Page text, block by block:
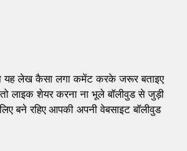
यह लेख कैसा लगा कमेंट करके जरूर बताइए
तो लाइक शेयर करना ना भूले बॉलीवुड से जुड़ी
बने रहिए आपकी अपनी वेबसाइट बॉलीवुड